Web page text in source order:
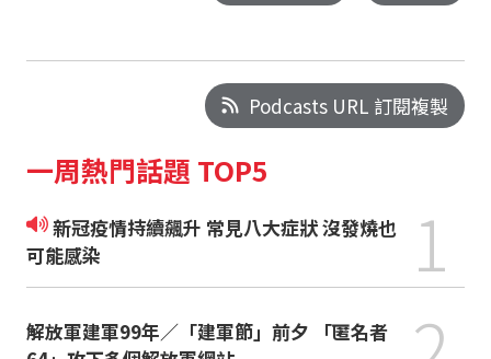
Podcasts URL 訂閱複製
一周熱門話題 TOP5
新冠疫情持續飆升 常見八大症狀 沒發燒也
可能感染
1
解放軍建軍99年／「建軍節」前夕 「匿名者